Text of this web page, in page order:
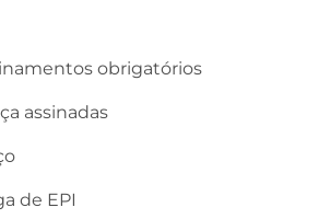
obrigatórios
assinadas
de EPI